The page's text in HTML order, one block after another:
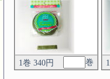
1巻 340円 巻